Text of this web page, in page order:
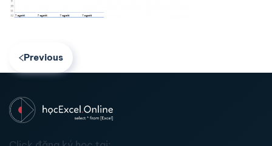
Previous